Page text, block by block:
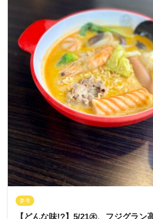
参考
【どんな味!?】5/21㊍、フジグラン